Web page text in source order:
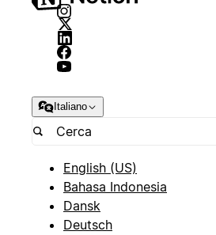
Italiano
English (US)
Bahasa Indonesia
Dansk
Deutsch